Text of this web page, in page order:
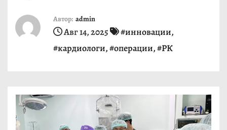
Автор: admin
Авг 14, 2025 #инновации,
#кардиологи,#операции,#РК